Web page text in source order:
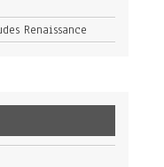
Renaissance